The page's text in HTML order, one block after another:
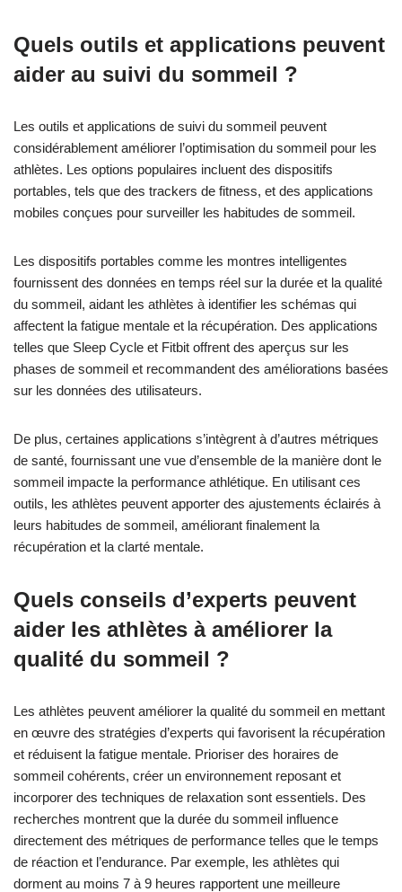
Quels outils et applications peuvent
aider au suivi du sommeil ?
Les outils et applications de suivi du sommeil peuvent
considérablement améliorer l’optimisation du sommeil pour les
athlètes. Les options populaires incluent des dispositifs
portables, tels que des trackers de fitness, et des applications
mobiles conçues pour surveiller les habitudes de sommeil.
Les dispositifs portables comme les montres intelligentes
fournissent des données en temps réel sur la durée et la qualité
du sommeil, aidant les athlètes à identifier les schémas qui
affectent la fatigue mentale et la récupération. Des applications
telles que Sleep Cycle et Fitbit offrent des aperçus sur les
phases de sommeil et recommandent des améliorations basées
sur les données des utilisateurs.
De plus, certaines applications s’intègrent à d’autres métriques
de santé, fournissant une vue d’ensemble de la manière dont le
sommeil impacte la performance athlétique. En utilisant ces
outils, les athlètes peuvent apporter des ajustements éclairés à
leurs habitudes de sommeil, améliorant finalement la
récupération et la clarté mentale.
Quels conseils d’experts peuvent
aider les athlètes à améliorer la
qualité du sommeil ?
Les athlètes peuvent améliorer la qualité du sommeil en mettant
en œuvre des stratégies d’experts qui favorisent la récupération
et réduisent la fatigue mentale. Prioriser des horaires de
sommeil cohérents, créer un environnement reposant et
incorporer des techniques de relaxation sont essentiels. Des
recherches montrent que la durée du sommeil influence
directement des métriques de performance telles que le temps
de réaction et l’endurance. Par exemple, les athlètes qui
dorment au moins 7 à 9 heures rapportent une meilleure